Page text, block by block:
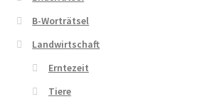
B-Worträtsel
Landwirtschaft
Erntezeit
Tiere